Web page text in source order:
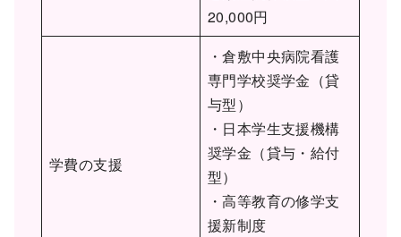
20,000円
学費の支援
・倉敷中央病院看護
専門学校奨学金（貸
与型）
・日本学生支援機構
奨学金（貸与・給付
型）
・高等教育の修学支
援新制度